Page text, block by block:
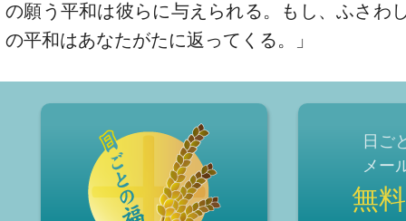
の願う平和は彼らに与えられる。もし、ふさわ
の平和はあなたがたに返ってくる。」
日ご
メー
無料